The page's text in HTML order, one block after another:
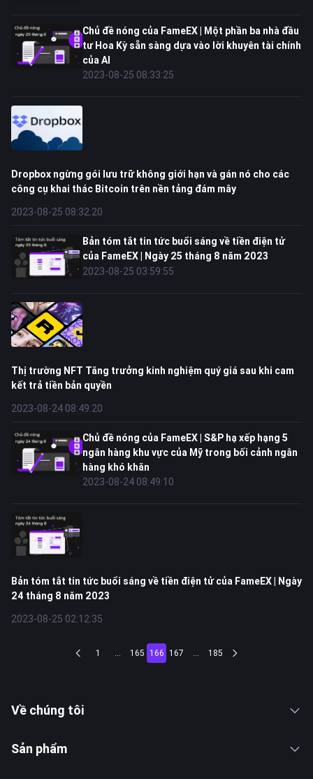
Chủ đề nóng của FameEX | Một phần ba nhà đầu
tư Hoa Kỳ sẵn sàng dựa vào lời khuyên tài chính
của AI
2023-08-25 08:33:25
Dropbox ngừng gói lưu trữ không giới hạn và gán nó cho các
công cụ khai thác Bitcoin trên nền tảng đám mây
2023-08-25 08:32:20
Bản tóm tắt tin tức buổi sáng về tiền điện tử
của FameEX | Ngày 25 tháng 8 năm 2023
2023-08-25 03:59:55
Thị trường NFT Tăng trưởng kinh nghiệm quý giá sau khi cam
kết trả tiền bản quyền
2023-08-24 08:49:20
Chủ đề nóng của FameEX | S&P hạ xếp hạng 5
ngân hàng khu vực của Mỹ trong bối cảnh ngân
hàng khó khăn
2023-08-24 08:49:10
Bản tóm tắt tin tức buổi sáng về tiền điện tử của FameEX | Ngày
24 tháng 8 năm 2023
2023-08-25 02:12:35
1 ... 165 166 167 ... 185
Về chúng tôi
Sản phẩm